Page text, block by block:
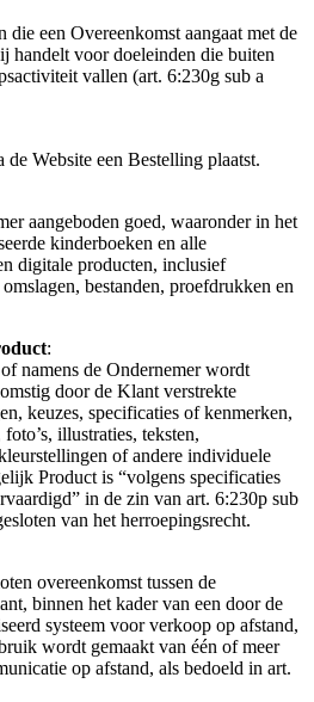
die een Overeenkomst aangaat met de
handelt voor doeleinden die buiten
vallen (art. 6:230g sub a
Website een Bestelling plaatst.
aangeboden goed, waaronder in het
kinderboeken en alle
digitale producten, inclusief
bestanden, proefdrukken en
:
namens de Ondernemer wordt
door de Klant verstrekte
keuzes, specificaties of kenmerken,
illustraties, teksten,
of andere individuele
Product is “volgens specificaties
in de zin van art. 6:230p sub
van het herroepingsrecht.
overeenkomst tussen de
binnen het kader van een door de
systeem voor verkoop op afstand,
wordt gemaakt van één of meer
op afstand, als bedoeld in art.